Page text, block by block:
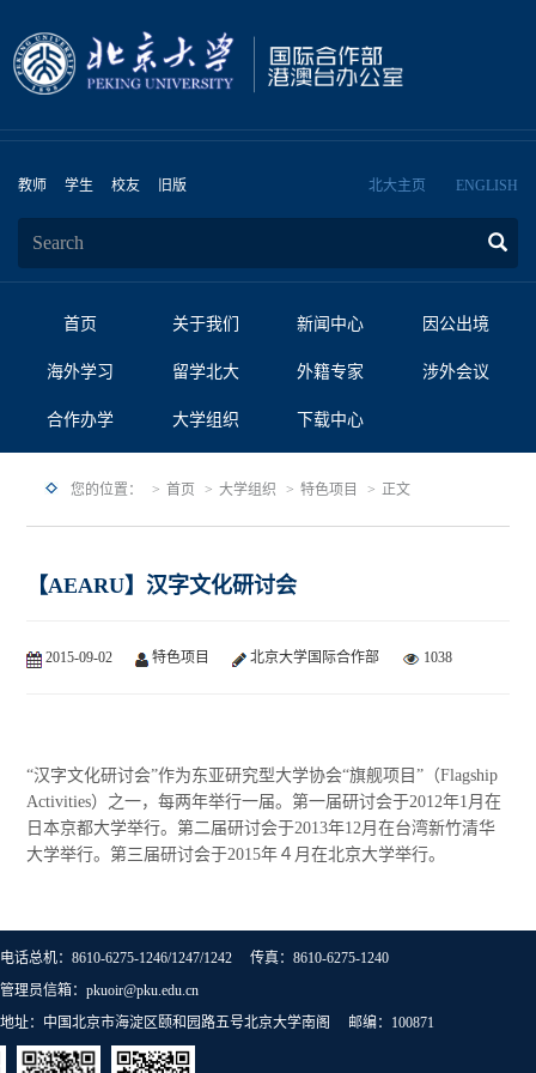
教师 学生 校友 旧版 北大主页 ENGLISH
首页 关于我们 新闻中心 因公出境
海外学习 留学北大 外籍专家 涉外会议
合作办学 大学组织 下载中心
您的位置： 首页 大学组织 特色项目 正文
【AEARU】汉字文化研讨会
2015-09-02 特色项目 北京大学国际合作部 1038
“汉字文化研讨会”作为东亚研究型大学协会“旗舰项目”（Flagship
Activities）之一，每两年举行一届。第一届研讨会于2012年1月在
日本京都大学举行。第二届研讨会于2013年12月在台湾新竹清华
大学举行。第三届研讨会于2015年４月在北京大学举行。
电话总机：8610-6275-1246/1247/1242 传真：8610-6275-1240
管理员信箱：pkuoir@pku.edu.cn
地址：中国北京市海淀区颐和园路五号北京大学南阁 邮编：100871